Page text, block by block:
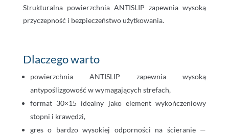
Strukturalna powierzchnia ANTISLIP zapewnia wysoką
przyczepność i bezpieczeństwo użytkowania.
Dlaczego warto
powierzchnia ANTISLIP zapewnia wysoką
antypoślizgowość w wymagających strefach,
format 30×15 idealny jako element wykończeniowy
stopni i krawędzi,
gres o bardzo wysokiej odporności na ścieranie —